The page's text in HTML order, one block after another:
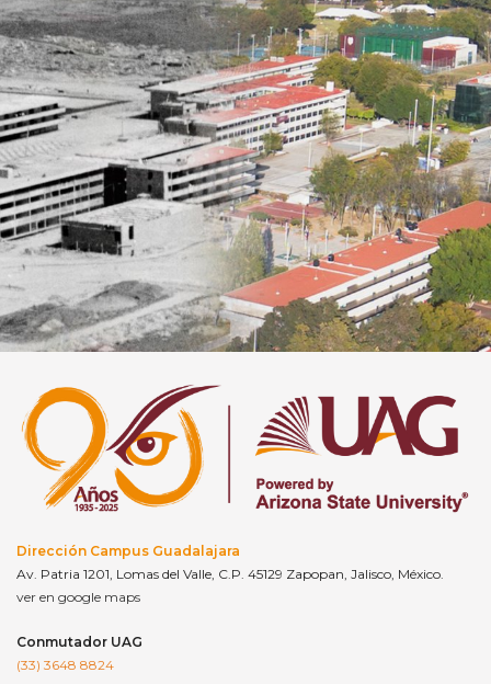
Dirección Campus Guadalajara
Av. Patria 1201, Lomas del Valle, C.P. 45129 Zapopan, Jalisco, México.
ver en google maps
Conmutador UAG
(33) 3648 8824